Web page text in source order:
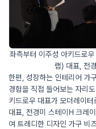
좌측부터 이주성 아키드로
랩) 대표, 전
한편, 성장하는 인테리어 가
경험을 직접 들어보는 자리
키드로우 대표가 모더레이
대표, 전경미 스테이H 크레
여 트레디한 디자인 가구 비